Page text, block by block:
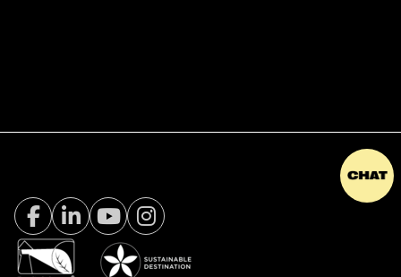
Facebook Visit Tromsø
LinkedIn
YoutubeInstagram